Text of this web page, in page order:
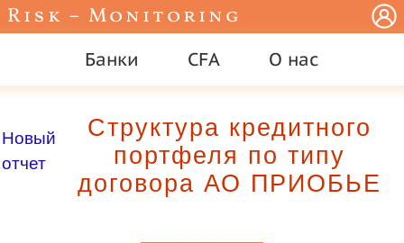
Risk – Monitoring
Банки CFA О нас
Новый
отчет
Структура кредитного
портфеля по типу
договора АО ПРИОБЬЕ